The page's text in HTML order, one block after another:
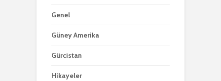
Genel
Güney Amerika
Gürcistan
Hikayeler